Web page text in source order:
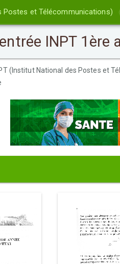
Postes et Télécommunications)
INPT 1ère
(Institut National des Postes et